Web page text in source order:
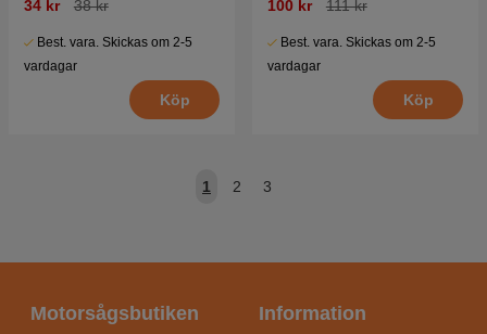
34 kr 38 kr
Best. vara. Skickas om 2-5
vardagar
Köp
100 kr 111 kr
Best. vara. Skickas om 2-5
vardagar
Köp
1 2 3
Motorsågsbutiken Information